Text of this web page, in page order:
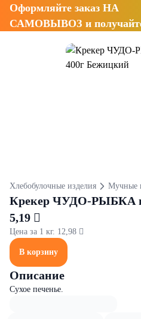
Оформляйте заказ НА
САМОВЫВОЗ и
Хлебобулочные изделия Мучные
Крекер ЧУДО-РЫБКА
5,19 
Цена за 1 кг. 12,98 
В корзину
Описание
Сухое печенье.